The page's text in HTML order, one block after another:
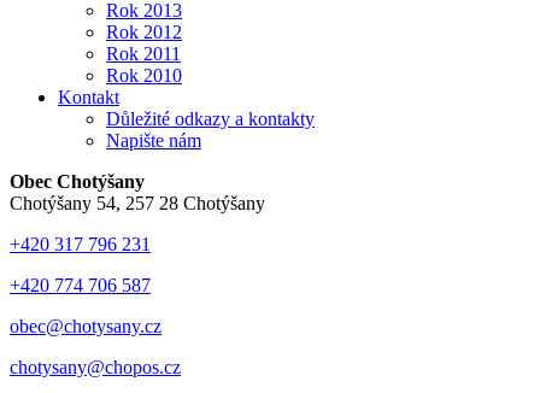
Rok 2013
Rok 2012
Rok 2011
Rok 2010
Kontakt
Důležité odkazy a kontakty
Napište nám
Obec Chotýšany
Chotýšany 54, 257 28 Chotýšany
+420 317 796 231
+420 774 706 587
obec@chotysany.cz
chotysany@chopos.cz